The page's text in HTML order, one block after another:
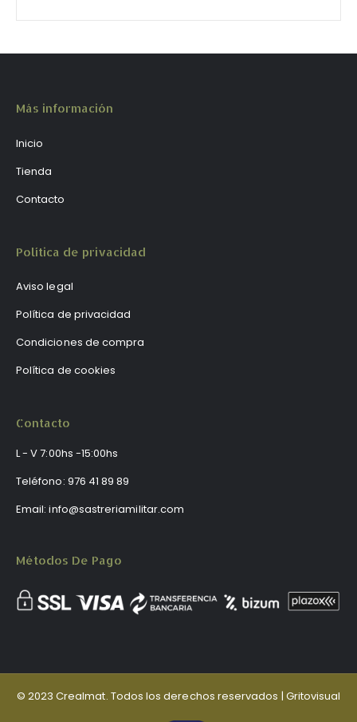
Más información
Inicio
Tienda
Contacto
Política de privacidad
Aviso legal
Política de privacidad
Condiciones de compra
Política de cookies
Contacto
L - V 7:00hs -15:00hs
Teléfono: 976 41 89 89
Email:info@sastreriamilitar.com
Métodos De Pago
© 2023 Crealmat. Todos los derechos reservados | Gritovisual